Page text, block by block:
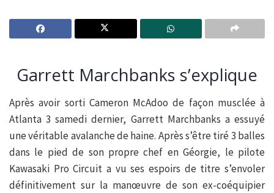
Garrett Marchbanks s’explique
Après avoir sorti Cameron McAdoo de façon musclée à
Atlanta 3 samedi dernier, Garrett Marchbanks a essuyé
une véritable avalanche de haine. Après s’être tiré 3 balles
dans le pied de son propre chef en Géorgie, le pilote
Kawasaki Pro Circuit a vu ses espoirs de titre s’envoler
définitivement sur la manœuvre de son ex-coéquipier